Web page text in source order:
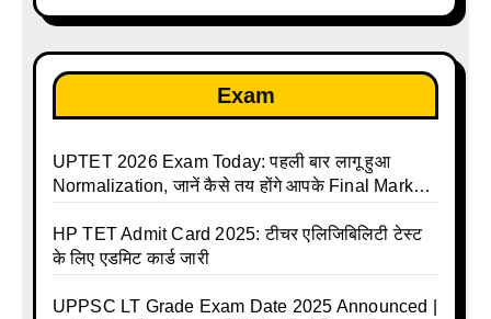
Exam
UPTET 2026 Exam Today: पहली बार लागू हुआ
Normalization, जानें कैसे तय होंगे आपके Final Marks
HP TET Admit Card 2025: टीचर एलिजिबिलिटी टेस्ट
के लिए एडमिट कार्ड जारी
UPPSC LT Grade Exam Date 2025 Announced |